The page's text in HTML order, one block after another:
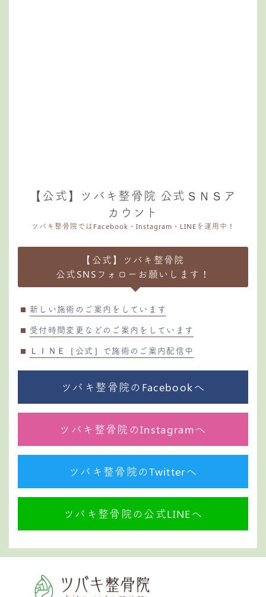
【公式】ツバキ整骨院 公式ＳＮＳア
カウント
ツバキ整骨院ではFacebook・Instagram・LINEを運用中！
【公式】ツバキ整骨院
公式SNSフォローお願いします！
新しい施術のご案内をしています
受付時間変更などのご案内をしています
ＬＩＮＥ［公式］で施術のご案内配信中
ツバキ整骨院のFacebookへ
ツバキ整骨院のInstagramへ
ツバキ整骨院のTwitterへ
ツバキ整骨院の公式LINEへ